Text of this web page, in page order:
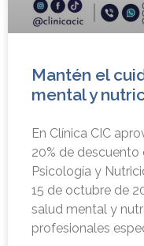
Mantén el
mental y
En Clínica CIC
20% de descuento
Psicología y
15 de octubre de
salud mental y
profesionales